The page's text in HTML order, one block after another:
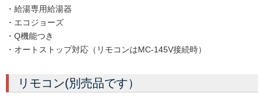
・給湯専用給湯器
・エコジョーズ
・Q機能つき
・オートストップ対応（リモコンはMC-145V接続時）
リモコン(別売品です）